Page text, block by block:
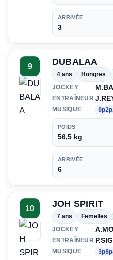
ARRIVÉE
3
9 DUBALAA
4 ans Hongres
JOCKEY
ENTRAÎNEUR
MUSIQUE
POIDS
56,5 kg
ARRIVÉE
6
10 JOH SPIRIT
7 ans Femelles
JOCKEY
ENTRAÎNEUR
MUSIQUE